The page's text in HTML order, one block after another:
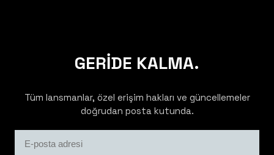
GERİDE KALMA.
Tüm lansmanlar, özel erişim hakları ve güncellemeler
doğrudan posta kutunda.